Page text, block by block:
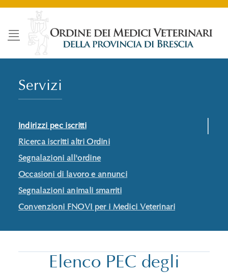
Salta
contenuti
Servizi
Indirizzi pec iscritti
Ricerca iscritti altri Ordini
Segnalazioni all'ordine
Occasioni di lavoro e annunci
Segnalazioni animali smarriti
Convenzioni FNOVI per i Medici Veterinari
Elenco PEC degli